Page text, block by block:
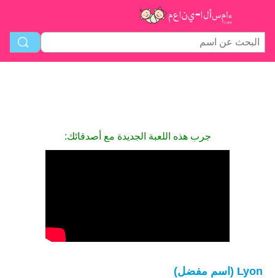
جرب هذه اللعبة الجديدة مع أصدقائك:
Lyon (اسم مفضل)